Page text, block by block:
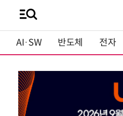
AI·SW 반도체 전자